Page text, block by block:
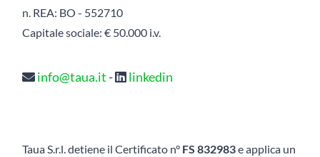
n. REA: BO - 552710
Capitale sociale: € 50.000 i.v.
info@taua.it - linkedin
Taua S.r.l. detiene il Certificato n° FS 832983e applica un